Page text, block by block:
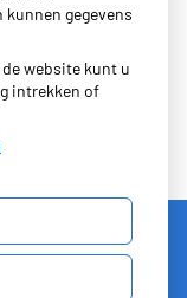
kunnen gegevens
website kunt u
intrekken of